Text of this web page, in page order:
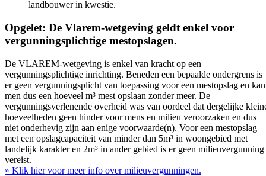
landbouwer in kwestie.
Opgelet: De Vlarem-wetgeving geldt enkel voor
vergunningsplichtige mestopslagen.
De VLAREM-wetgeving is enkel van kracht op een
vergunningsplichtige inrichting. Beneden een bepaalde ondergrens is
er geen vergunningsplicht van toepassing voor een mestopslag en kan
men dus een hoeveel m³ mest opslaan zonder meer. De
vergunningsverlenende overheid was van oordeel dat dergelijke
hoeveelheden geen hinder voor mens en milieu veroorzaken en dus
niet onderhevig zijn aan enige voorwaarde(n). Voor een mestopslag
met een opslagcapaciteit van minder dan 5m³ in woongebied met
landelijk karakter en 2m³ in ander gebied is er geen milieuvergunning
vereist.
» Klik hier voor meer info over milieuvergunningen.